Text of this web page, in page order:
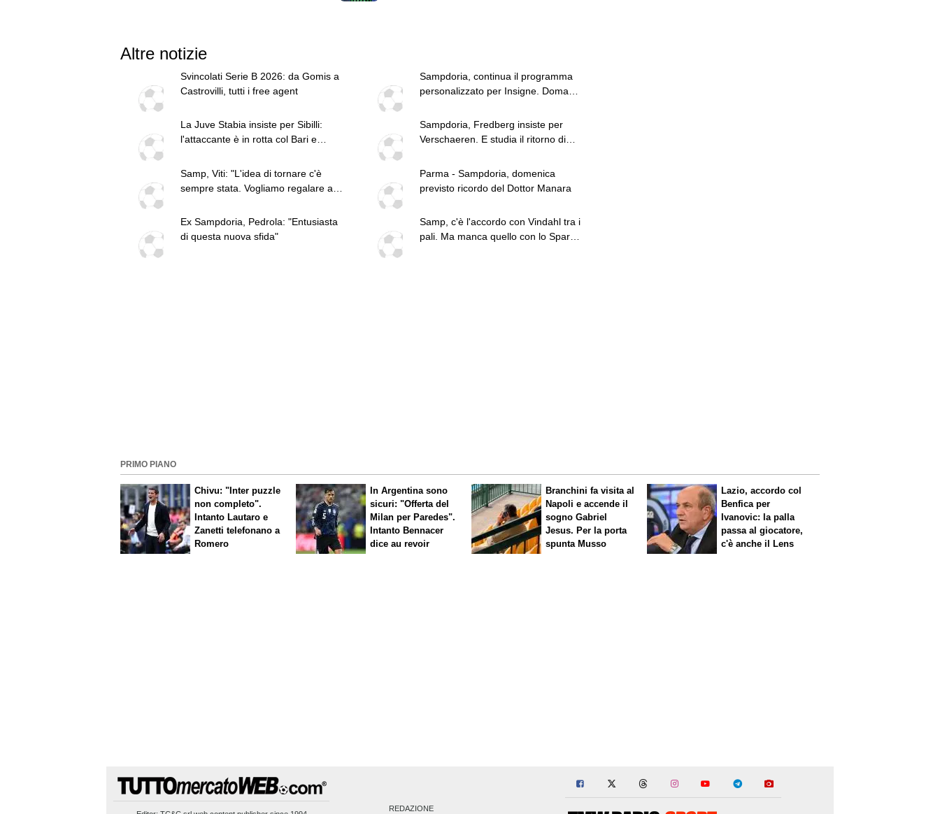
Altre notizie
Svincolati Serie B 2026: da Gomis a
Castrovilli, tutti i free agent
Sampdoria, continua il programma
personalizzato per Insigne. Domani
La Juve Stabia insiste per Sibilli:
l'attaccante è in rotta col Bari e
Sampdoria, Fredberg insiste per
Verschaeren. E studia il ritorno di
Samp, Viti: "L'idea di tornare c'è
sempre stata. Vogliamo regalare ai
Parma - Sampdoria, domenica
previsto ricordo del Dottor Manara
Ex Sampdoria, Pedrola: "Entusiasta
di questa nuova sfida"
Samp, c'è l'accordo con Vindahl tra i
pali. Ma manca quello con lo Sparta
PRIMO PIANO
Chivu: "Inter puzzle
non completo".
Intanto Lautaro e
Zanetti telefonano a
Romero
In Argentina sono
sicuri: "Offerta del
Milan per Paredes".
Intanto Bennacer
diceau revoir
Branchini fa visita al
Napoli e accende il
sogno Gabriel
Jesus. Per la porta
spunta Musso
Lazio, accordo col
Benfica per
Ivanovic: la palla
passa al giocatore,
c'è anche il Lens
REDAZIONE